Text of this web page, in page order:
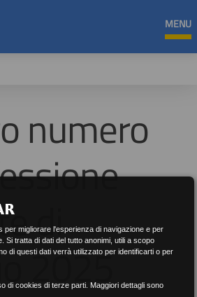
MENU
numero
di
2025
per migliorare l'esperienza di navigazione e per
Si tratta di dati del tutto anonimi, utili a scopo
di questi dati verrà utilizzato per identificarti o per
di cookies di terze parti. Maggiori dettagli sono